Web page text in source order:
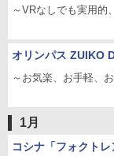
～VRなしでも実用的
オリンパス ZUIKO
～お気楽、お手軽、
1月
コシナ「フォクト